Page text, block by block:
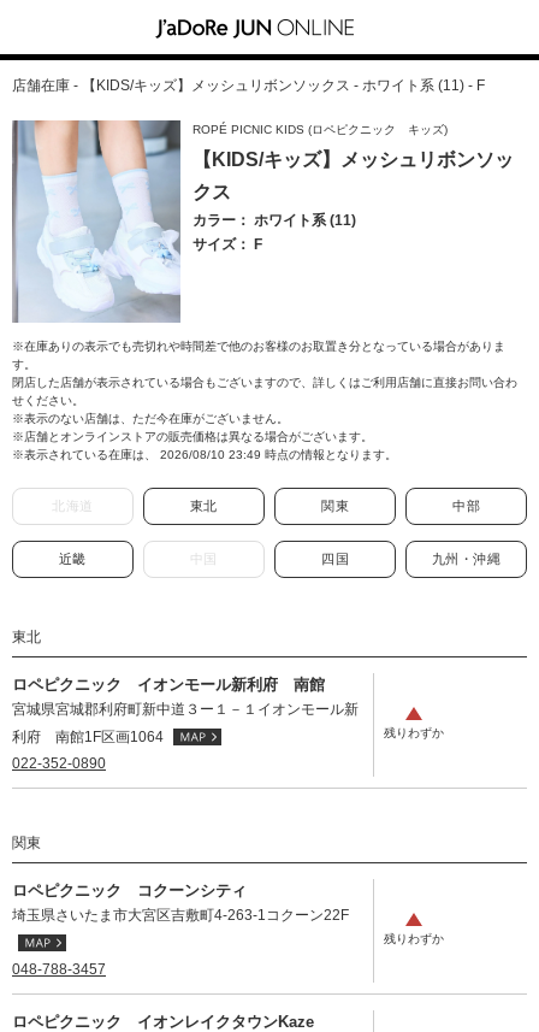
店舗在庫 - 【KIDS/キッズ】メッシュリボンソックス - ホワイト系 (11) - F
ROPÉ PICNIC KIDS (ロペピクニック キッズ)
【KIDS/キッズ】メッシュリボンソッ
クス
カラー： ホワイト系 (11)
サイズ： F
※在庫ありの表示でも売切れや時間差で他のお客様のお取置き分となっている場合がありま
す。
閉店した店舗が表示されている場合もございますので、詳しくはご利用店舗に直接お問い合わ
せください。
※表示のない店舗は、ただ今在庫がございません。
※店舗とオンラインストアの販売価格は異なる場合がございます。
※表示されている在庫は、 2026/08/10 23:49 時点の情報となります。
北海道 東北 関東 中部
近畿 中国 四国 九州・沖縄
東北
ロペピクニック イオンモール新利府 南館
宮城県宮城郡利府町新中道３ー１－１イオンモール新
利府 南館1F区画1064
022-352-0890
関東
ロペピクニック コクーンシティ
埼玉県さいたま市大宮区吉敷町4-263-1コクーン22F
048-788-3457
ロペピクニック イオンレイクタウンKaze